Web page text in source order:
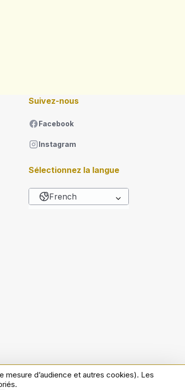
Suivez-nous
Facebook
Instagram
Sélectionnez la langue
French
Lister les actions
cookies
Politique de confidentialité
d’audience et autres cookies). Les